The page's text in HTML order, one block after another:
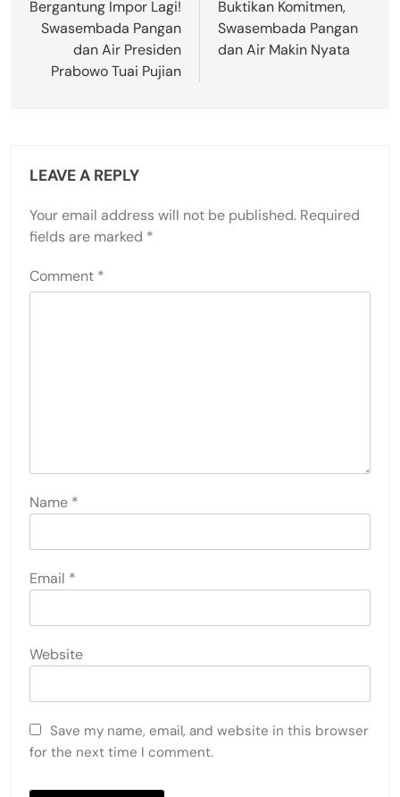
Bergantung Impor Lagi!
Swasembada Pangan
dan Air Presiden
Prabowo Tuai Pujian
Buktikan Komitmen,
Swasembada Pangan
dan Air Makin Nyata
LEAVE A REPLY
Your email address will not be published. Required
fields are marked *
Comment *
Name *
Email *
Website
Save my name, email, and website in this browser
for the next time I comment.